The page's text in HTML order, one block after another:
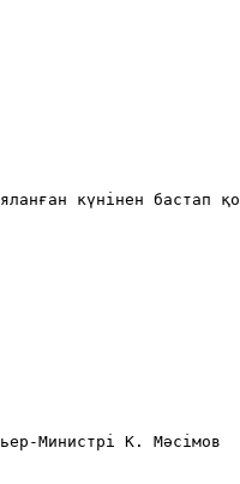
күнінен бастап
Министрі К. Мәсімов